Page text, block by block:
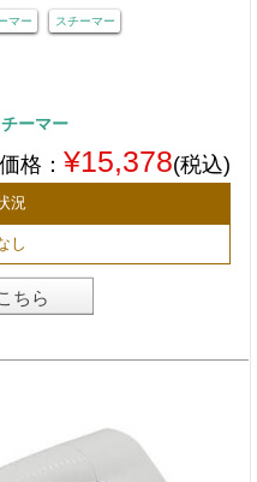
マー スチーマー
ーマー
格： ¥15,378(税込)
況
し
ちら